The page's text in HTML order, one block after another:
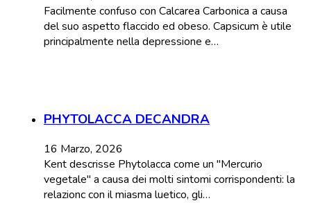
Facilmente confuso con Calcarea Carbonica a causa
del suo aspetto flaccido ed obeso. Capsicum è utile
principalmente nella depressione e…
PHYTOLACCA DECANDRA
16 Marzo, 2026
Kent descrisse Phytolacca come un "Mercurio
vegetale" a causa dei molti sintomi corrispondenti: la
relazionc con il miasma luetico, gli…